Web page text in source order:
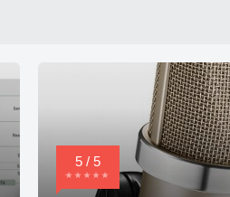
5 / 5